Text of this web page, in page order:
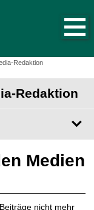
Redaktion
Redaktion
Medien
nicht mehr